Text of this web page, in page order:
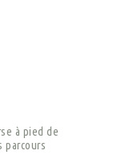
à pied de
parcours